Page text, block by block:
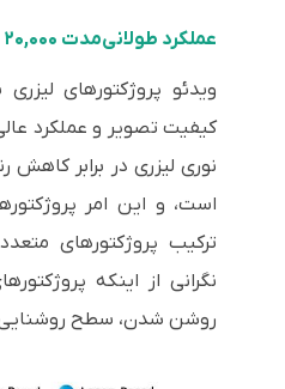
عملکرد طولانی‌مدت ۲۰,۰۰۰ ساعته
کیفیت تصویر و عملکرد
نوری لیزری در برابر
است، و این امر
ترکیب پروژکتورهای
نگرانی از اینکه
روشن شدن، سطح روشنایی